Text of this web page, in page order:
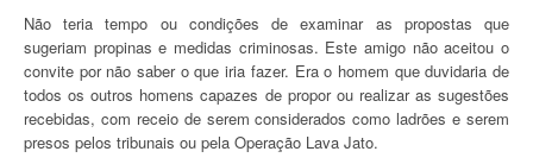
Não teria tempo ou condições de examinar as propostas que
sugeriam propinas e medidas criminosas. Este amigo não aceitou o
convite por não saber o que iria fazer. Era o homem que duvidaria de
todos os outros homens capazes de propor ou realizar as sugestões
recebidas, com receio de serem considerados como ladrões e serem
presos pelos tribunais ou pela Operação Lava Jato.